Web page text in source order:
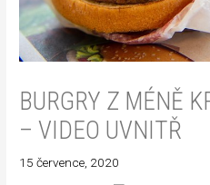
BURGRY Z MÉNĚ
– VIDEO UVNITŘ
15 července, 2020